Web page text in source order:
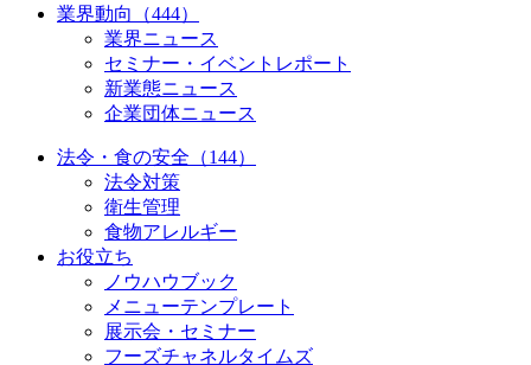
業界動向（444）
業界ニュース
セミナー・イベントレポート
新業態ニュース
企業団体ニュース
法令・食の安全（144）
法令対策
衛生管理
食物アレルギー
お役立ち
ノウハウブック
メニューテンプレート
展示会・セミナー
フーズチャネルタイムズ